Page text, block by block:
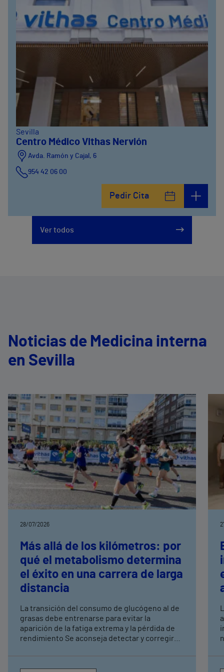
Sevilla
Centro Médico Vithas Nervión
Avda. Ramón y Cajal, 6
954 42 06 00
Pedir Cita
Ver todos
Noticias de Medicina interna
en Sevilla
28/07/2026
Más allá de los kilómetros: por
qué el metabolismo determina
el éxito en una carrera de larga
distancia
La transición del consumo de glucógeno al de
grasas debe entrenarse para evitar la
aparición de la fatiga extrema y la pérdida de
rendimiento Se aconseja detectar y corregir
insuficiente o un descanso deficiente pueden